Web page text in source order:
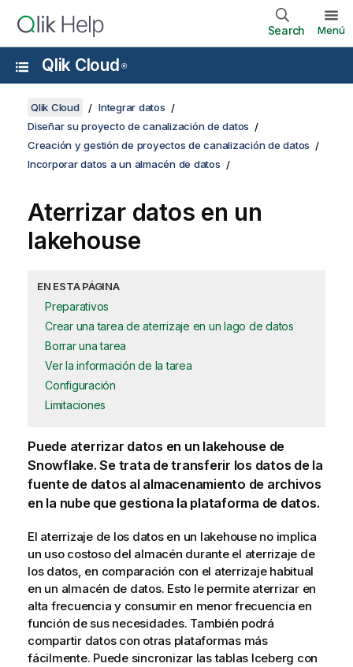
Search Menú
Qlik Cloud ®
Qlik Cloud
Integrar datos
Diseñar su proyecto de canalización de datos
Creación y gestión de proyectos de canalización de datos
Incorporar datos a un almacén de datos
Aterrizar datos en un
lakehouse
EN ESTA PÁGINA
Preparativos
Crear una tarea de aterrizaje en un lago de datos
Borrar una tarea
Ver la información de la tarea
Configuración
Limitaciones
Puede aterrizar datos en un lakehouse de
Snowflake. Se trata de transferir los datos de la
fuente de datos al almacenamiento de archivos
en la nube que gestiona la plataforma de datos.
El aterrizaje de los datos en un lakehouse no implica
un uso costoso del almacén durante el aterrizaje de
los datos, en comparación con el aterrizaje habitual
en un almacén de datos. Esto le permite aterrizar en
alta frecuencia y consumir en menor frecuencia en
función de sus necesidades. También podrá
compartir datos con otras plataformas más
fácilmente. Puede sincronizar las tablas Iceberg con